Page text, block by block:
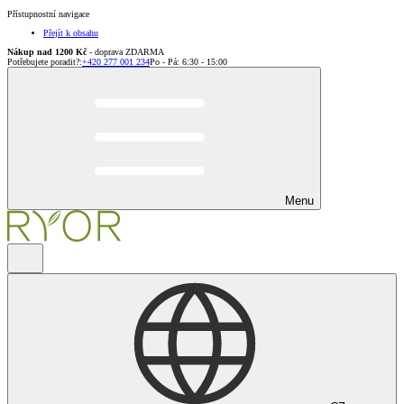
Přístupnostní navigace
Přejít k obsahu
Nákup nad 1200 Kč - doprava ZDARMA
Potřebujete poradit?:+420 277 001 234Po - Pá: 6:30 - 15:00
Menu